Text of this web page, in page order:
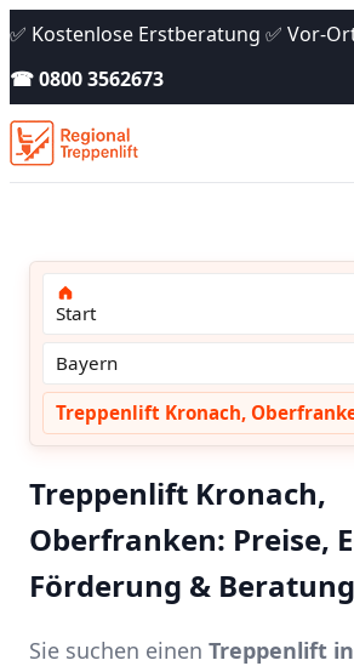
✅ Kostenlose Erstberatung ✅ Vor-
☎ 0800 3562673
Start
Bayern
Treppenlift Kronach,
Treppenlift Kronach,
Oberfranken: Preise,
Förderung &
Sie suchen einen Treppenlift